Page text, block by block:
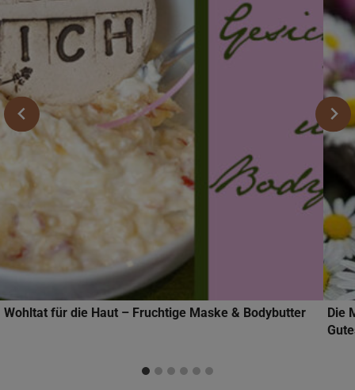
Wohltat für die Haut – Fruchtige Maske & Bodybutter
Die